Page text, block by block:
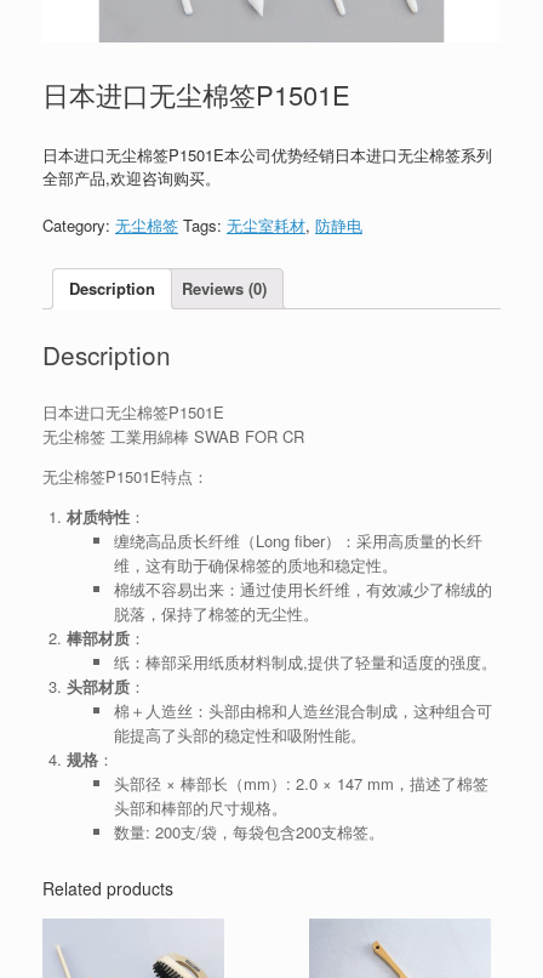
日本进口无尘棉签P1501E
日本进口无尘棉签P1501E本公司优势经销日本进口无尘棉签系列
全部产品,欢迎咨询购买。
Category: 无尘棉签 Tags: 无尘室耗材, 防静电
Description Reviews (0)
Description
日本进口无尘棉签P1501E
无尘棉签 工業用綿棒 SWAB FOR CR
无尘棉签P1501E特点：
材质特性：
缠绕高品质长纤维（Long fiber）：采用高质量的长纤
维，这有助于确保棉签的质地和稳定性。
棉绒不容易出来：通过使用长纤维，有效减少了棉绒的
脱落，保持了棉签的无尘性。
棒部材质：
纸：棒部采用纸质材料制成,提供了轻量和适度的强度。
头部材质：
棉＋人造丝：头部由棉和人造丝混合制成，这种组合可
能提高了头部的稳定性和吸附性能。
规格：
头部径 × 棒部长（mm）: 2.0 × 147 mm，描述了棉签
头部和棒部的尺寸规格。
数量: 200支/袋，每袋包含200支棉签。
Related products